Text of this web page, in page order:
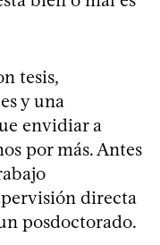
tesis,
y una
envidiar a
por más. Antes
directa
posdoctorado.